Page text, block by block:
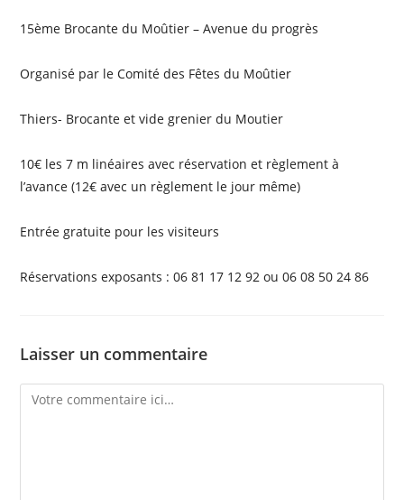
15ème Brocante du Moûtier – Avenue du progrès
Organisé par le Comité des Fêtes du Moûtier
Thiers- Brocante et vide grenier du Moutier
10€ les 7 m linéaires avec réservation et règlement à
l’avance (12€ avec un règlement le jour même)
Entrée gratuite pour les visiteurs
Réservations exposants : 06 81 17 12 92 ou 06 08 50 24 86
Laisser un commentaire